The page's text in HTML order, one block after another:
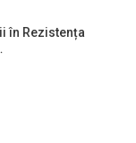
în Rezistența